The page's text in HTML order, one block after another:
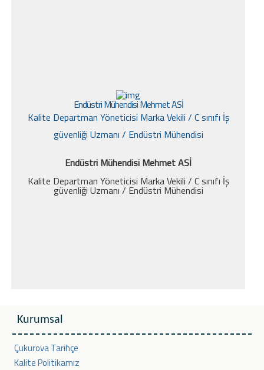
Endüstri Mühendisi Mehmet ASİ
Kalite Departman Yöneticisi Marka Vekili / C sınıfı İş
güvenliği Uzmanı / Endüstri Mühendisi
Endüstri Mühendisi Mehmet ASİ
Kalite Departman Yöneticisi Marka Vekili / C sınıfı İş
güvenliği Uzmanı / Endüstri Mühendisi
Kurumsal
Çukurova Tarihçe
Kalite Politikamız